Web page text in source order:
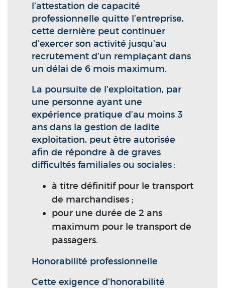
l’attestation de capacité
professionnelle quitte l’entreprise,
cette dernière peut continuer
d’exercer son activité jusqu’au
recrutement d’un remplaçant dans
un délai de 6 mois maximum.
La poursuite de l’exploitation, par
une personne ayant une
expérience pratique d’au moins 3
ans dans la gestion de ladite
exploitation, peut être autorisée
afin de répondre à de graves
difficultés familiales ou sociales :
à titre définitif pour le transport
de marchandises ;
pour une durée de 2 ans
maximum pour le transport de
passagers.
Honorabilité professionnelle
Cette exigence d’honorabilité